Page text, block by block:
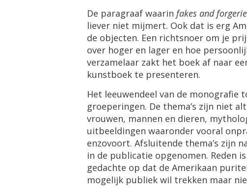
De paragraaf waarin fakes and
liever niet mijmert. Ook dat is erg
de objecten. Een richtsnoer om je
over hoger en lager en hoe
verzamelaar zakt het boek af naar
kunstboek te presenteren.
Het leeuwendeel van de monografie
groeperingen. De thema’s zijn niet
vrouwen, mannen en dieren,
uitbeeldingen waaronder vooral
enzovoort. Afsluitende thema’s zijn
in de publicatie opgenomen. Reden is
gedachte op dat de Amerikaan
mogelijk publiek wil trekken maar